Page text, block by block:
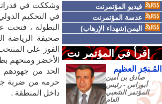
فيديو المؤتمرنت
عدسة المؤتمرنت
اليمن(شهداء الإرهاب)
إقرأ في المؤتمر نت
المُـنجَز العظيم
صادق‮ ‬بن‮ ‬أمين‮
‬أبوراس - رئيس‮
‬المؤتمر‮ ‬الشعبي‮
‬العام
وشككت في قدراته
في التحكيم
صحيفة الرياضة
الفوز على
الأخضر ومنحهم
الحد من جهودهم
حرمه من ضربة
داخل المنطقة .